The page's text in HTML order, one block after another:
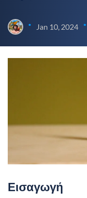
• Jan 10, 2024 •
Εισαγωγή